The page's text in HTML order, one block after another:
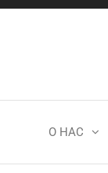
Перейти
О НАС